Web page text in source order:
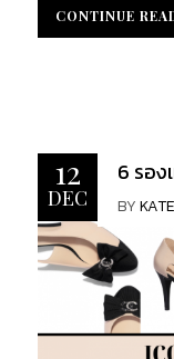
ภูมิฐาน ยังสามา
เพิ่มพลังให้คุณผู้
CONTINUE
CONTINUE
12
DEC
6 รอ
BYKATE